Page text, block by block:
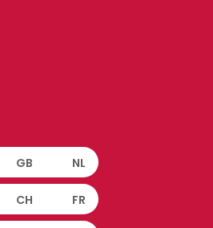
GB NL
CH FR